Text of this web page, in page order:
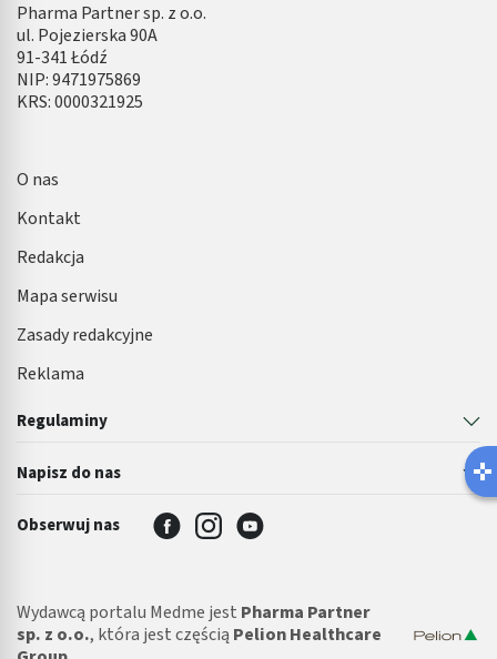
Pharma Partner sp. z o.o.
ul. Pojezierska 90A
91-341 Łódź
NIP: 9471975869
KRS: 0000321925
Regulaminy
Napisz do nas
O nas
Kontakt
Redakcja
Mapa serwisu
Zasady redakcyjne
Reklama
Obserwuj nas
Wydawcą portalu Medme jest Pharma Partner
sp. z o.o., która jest częścią Pelion Healthcare